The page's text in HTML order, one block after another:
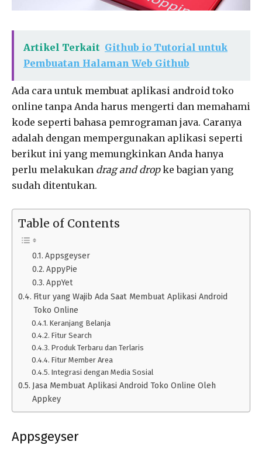
Artikel Terkait Github io Tutorial untuk
Pembuatan Halaman Web Github
Ada cara untuk membuat aplikasi android toko
online tanpa Anda harus mengerti dan memahami
kode seperti bahasa pemrograman java. Caranya
adalah dengan mempergunakan aplikasi seperti
berikut ini yang memungkinkan Anda hanya
perlu melakukan drag and dropke bagian yang
sudah ditentukan.
Table of Contents
Appsgeyser
AppyPie
AppYet
Fitur yang Wajib Ada Saat Membuat Aplikasi Android
Toko Online
Keranjang Belanja
Fitur Search
Produk Terbaru dan Terlaris
Fitur Member Area
Integrasi dengan Media Sosial
Jasa Membuat Aplikasi Android Toko Online Oleh
Appkey
Appsgeyser